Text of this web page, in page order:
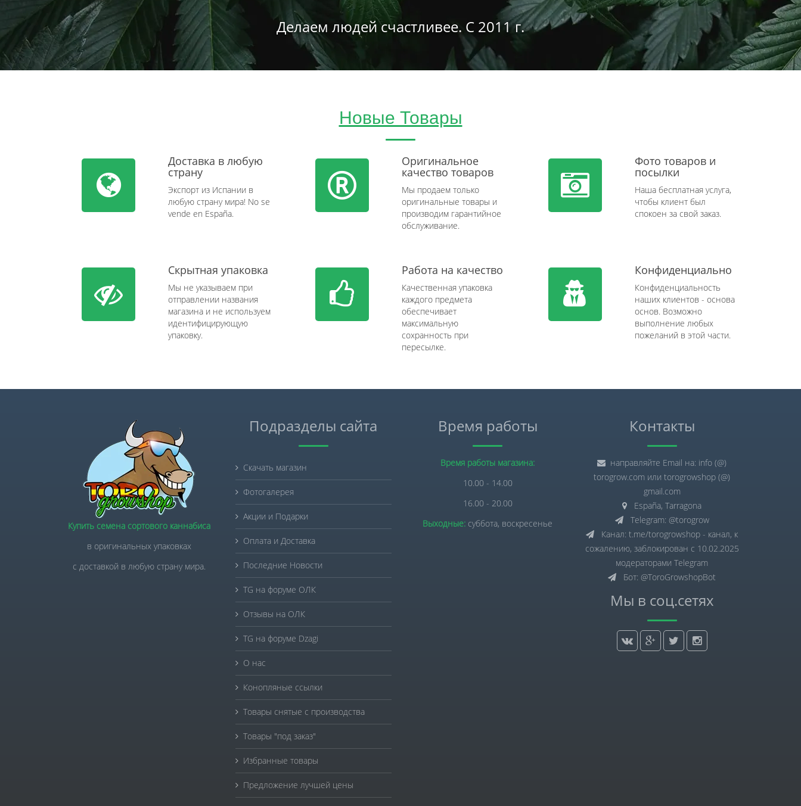
Делаем людей счастливее. С 2011 г.
Новые Товары
Доставка в любую
страну
Экспорт из Испании в
любую страну мира! No se
vende en España.
Оригинальное
качество товаров
Мы продаем только
оригинальные товары и
производим гарантийное
обслуживание.
Фото товаров и
посылки
Наша бесплатная услуга,
чтобы клиент был
спокоен за свой заказ.
Скрытная упаковка
Мы не указываем при
отправлении названия
магазина и не используем
идентифицирующую
упаковку.
Работа на качество
Качественная упаковка
каждого предмета
обеспечивает
максимальную
сохранность при
пересылке.
Конфиденциально
Конфиденциальность
наших клиентов - основа
основ. Возможно
выполнение любых
пожеланий в этой части.
Купить семена сортового каннабиса
в оригинальных упаковках
с доставкой в любую страну мира.
Подразделы сайта
Скачать магазин
Фотогалерея
Акции и Подарки
Оплата и Доставка
Последние Новости
TG на форуме ОЛК
Отзывы на ОЛК
TG на форуме Dzagi
О нас
Конопляные ссылки
Товары снятые с производства
Товары "под заказ"
Избранные товары
Предложение лучшей цены
Время работы
Время работы магазина:
10.00 - 14.00
16.00 - 20.00
Выходные: суббота, воскресенье
Контакты
направляйте Email на: info (@)
torogrow.com или torogrowshop (@)
gmail.com
España, Tarragona
Telegram: @torogrow
Канал: t.me/torogrowshop - канал, к
сожалению, заблокирован с 10.02.2025
модераторами Telegram
Бот: @ToroGrowshopBot
Мы в соц.сетях